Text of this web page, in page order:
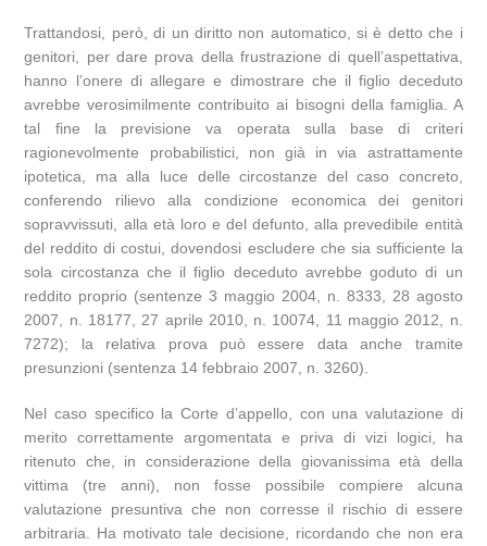
Trattandosi, però, di un diritto non automatico, si è detto che i
genitori, per dare prova della frustrazione di quell’aspettativa,
hanno l’onere di allegare e dimostrare che il figlio deceduto
avrebbe verosimilmente contribuito ai bisogni della famiglia. A
tal fine la previsione va operata sulla base di criteri
ragionevolmente probabilistici, non già in via astrattamente
ipotetica, ma alla luce delle circostanze del caso concreto,
conferendo rilievo alla condizione economica dei genitori
sopravvissuti, alla età loro e del defunto, alla prevedibile entità
del reddito di costui, dovendosi escludere che sia sufficiente la
sola circostanza che il figlio deceduto avrebbe goduto di un
reddito proprio (sentenze 3 maggio 2004, n. 8333, 28 agosto
2007, n. 18177, 27 aprile 2010, n. 10074, 11 maggio 2012, n.
7272); la relativa prova può essere data anche tramite
presunzioni (sentenza 14 febbraio 2007, n. 3260).
Nel caso specifico la Corte d’appello, con una valutazione di
merito correttamente argomentata e priva di vizi logici, ha
ritenuto che, in considerazione della giovanissima età della
vittima (tre anni), non fosse possibile compiere alcuna
valutazione presuntiva che non corresse il rischio di essere
arbitraria. Ha motivato tale decisione, ricordando che non era